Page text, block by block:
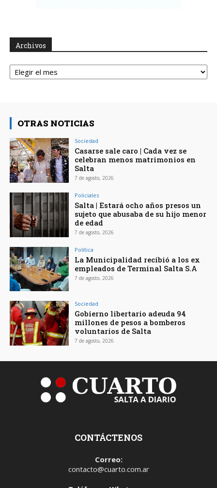
Archivos
Archivos
OTRAS NOTICIAS
Sociedad
Casarse sale caro | Cada vez se
celebran menos matrimonios en
Salta
7 de agosto, 2026
Policiales
Salta | Estará ocho años presos un
sujeto que abusaba de su hijo menor
de edad
7 de agosto, 2026
Política
La Municipalidad recibió a los ex
empleados de Terminal Salta S.A
7 de agosto, 2026
Sociedad
Gobierno libertario adeuda 94
millones de pesos a bomberos
voluntarios de Salta
7 de agosto, 2026
CONTÁCTENOS
Correo:
contacto@cuarto.com.ar